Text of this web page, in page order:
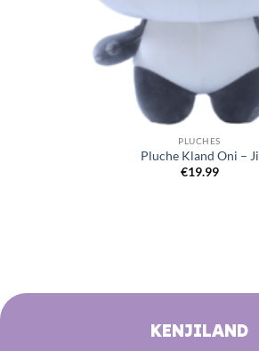
PLUCHES
Pluche Kland Oni – Ji
€19.99
KENJILAND